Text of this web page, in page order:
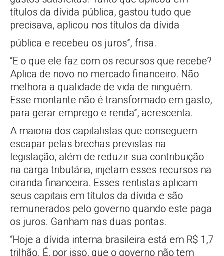
títulos da dívida pública, gastou tudo que
precisava, aplicou nos títulos da dívida
pública e recebeu os juros”, frisa.
“E o que ele faz com os recursos que recebe?
Aplica de novo no mercado financeiro. Não
melhora a qualidade de vida de ninguém.
Esse montante não é transformado em gasto,
para gerar emprego e renda”, acrescenta.
A maioria dos capitalistas que conseguem
escapar pelas brechas previstas na
legislação, além de reduzir sua contribuição
na carga tributária, injetam esses recursos na
ciranda financeira. Esses rentistas aplicam
seus capitais em títulos da dívida e são
remunerados pelo governo quando este paga
os juros. Ganham nas duas pontas.
“Hoje a dívida interna brasileira está em R$ 1,7
trilhão. É, por isso, que o governo não tem